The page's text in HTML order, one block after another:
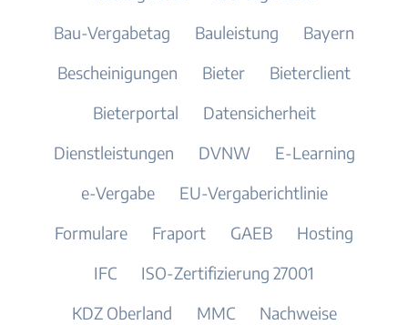
Bau-Vergabetag
Bauleistung
Bayern
Bescheinigungen
Bieter
Bieterclient
Bieterportal
Datensicherheit
Dienstleistungen
DVNW
E-Learning
e-Vergabe
EU-Vergaberichtlinie
Formulare
Fraport GAEB
Hosting
IFC
ISO-Zertifizierung 27001
KDZ Oberland
MMC
Nachweise